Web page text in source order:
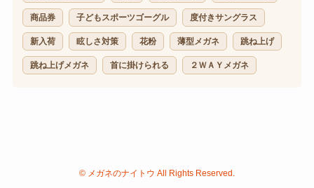
商品券 子どもスポーツゴーグル 度付きサングラス
新入荷 眩しさ対策 花粉 薄型メガネ 跳ね上げ
跳ね上げメガネ 首に掛けられる ２ＷＡＹメガネ
© メガネのナイトウ All Rights Reserved.